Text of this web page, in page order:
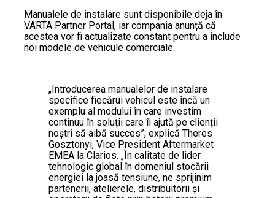
Manualele de instalare sunt disponibile deja în
VARTA Partner Portal, iar compania anunță că
acestea vor fi actualizate constant pentru a include
noi modele de vehicule comerciale.
„Introducerea manualelor de instalare
specifice fiecărui vehicul este încă un
exemplu al modului în care investim
continuu în soluții care îi ajută pe clienții
noștri să aibă succes”, explică Theres
Gosztonyi, Vice President Aftermarket
EMEA la Clarios. „În calitate de lider
tehnologic global în domeniul stocării
energiei la joasă tensiune, ne sprijinim
partenerii, atelierele, distribuitorii și